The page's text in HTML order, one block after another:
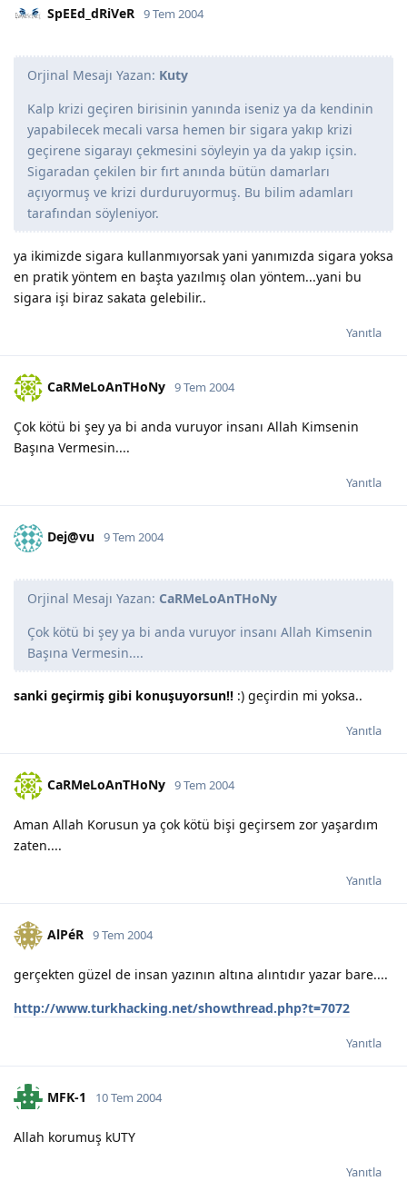
SpEEd_dRiVeR 9 Tem 2004
Orjinal Mesajı Yazan: Kuty
Kalp krizi geçiren birisinin yanında iseniz ya da kendinin
yapabilecek mecali varsa hemen bir sigara yakıp krizi
geçirene sigarayı çekmesini söyleyin ya da yakıp içsin.
Sigaradan çekilen bir fırt anında bütün damarları
açıyormuş ve krizi durduruyormuş. Bu bilim adamları
tarafından söyleniyor.
ya ikimizde sigara kullanmıyorsak yani yanımızda sigara yoksa
en pratik yöntem en başta yazılmış olan yöntem...yani bu
sigara işi biraz sakata gelebilir..
Yanıtla
CaRMeLoAnTHoNy 9 Tem 2004
Çok kötü bi şey ya bi anda vuruyor insanı Allah Kimsenin
Başına Vermesin....
Yanıtla
Dej@vu 9 Tem 2004
Orjinal Mesajı Yazan: CaRMeLoAnTHoNy
Çok kötü bi şey ya bi anda vuruyor insanı Allah Kimsenin
Başına Vermesin....
sanki geçirmiş gibi konuşuyorsun!! :) geçirdin mi yoksa..
Yanıtla
CaRMeLoAnTHoNy 9 Tem 2004
Aman Allah Korusun ya çok kötü bişi geçirsem zor yaşardım
zaten....
Yanıtla
AlPéR 9 Tem 2004
gerçekten güzel de insan yazının altına alıntıdır yazar bare....
http://www.turkhacking.net/showthread.php?t=7072
Yanıtla
MFK-1 10 Tem 2004
Allah korumuş kUTY
Yanıtla